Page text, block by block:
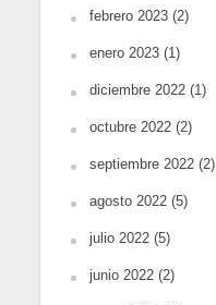
febrero 2023(2)
enero 2023(1)
diciembre 2022(1)
octubre 2022(2)
septiembre 2022(2)
agosto 2022(5)
julio 2022(5)
junio 2022(2)